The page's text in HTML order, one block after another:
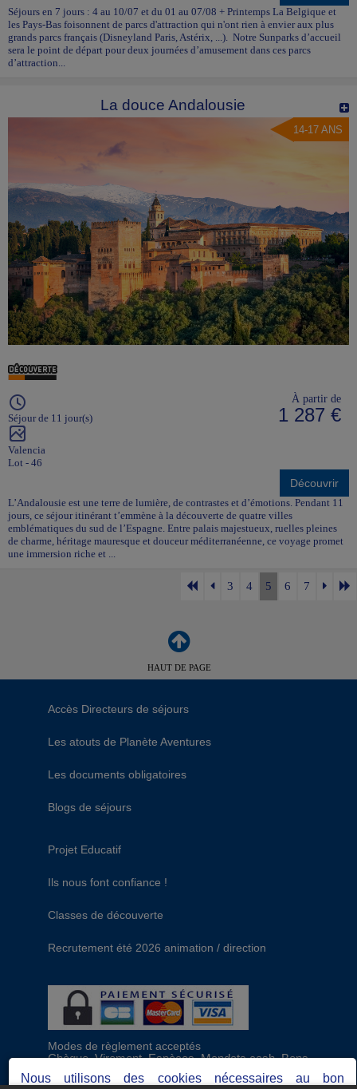
Séjours en 7 jours : 4 au 10/07 et du 01 au 07/08 + Printemps La Belgique et
les Pays-Bas foisonnent de parcs d'attraction qui n'ont rien à envier aux plus
grands parcs français (Disneyland Paris, Astérix, ...). Notre Sunparks d’accueil
sera le point de départ pour deux journées d’amusement dans ces parcs
d’attraction...
La douce Andalousie
14-17 ANS
Séjour de 11 jour(s)
Valencia
Lot - 46
À partir de
1 287 €
Découvrir
L’Andalousie est une terre de lumière, de contrastes et d’émotions. Pendant 11
jours, ce séjour itinérant t’emmène à la découverte de quatre villes
emblématiques du sud de l’Espagne. Entre palais majestueux, ruelles pleines
de charme, héritage mauresque et douceur méditerranéenne, ce voyage promet
une immersion riche et ...
3 4 5 6 7
HAUT DE PAGE
Accès Directeurs de séjours
Les atouts de Planète Aventures
Les documents obligatoires
Blogs de séjours
Projet Educatif
Ils nous font confiance !
Classes de découverte
Recrutement été 2026 animation / direction
Modes de règlement acceptés
Chèque, Virement, Espèces, Mandats cash, Bons
CAF, Conseil général, Chèques vacances, Carte
bancaire, Prise en charge reçu sans règlement,
Nous utilisons des cookies nécessaires au bon